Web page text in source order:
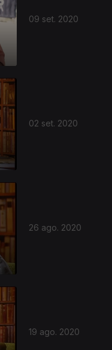
09 set. 2020
02 set. 2020
26 ago. 2020
19 ago. 2020